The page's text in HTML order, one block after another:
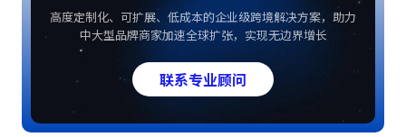
高度定制化、可扩展、低成本的企业级跨境解决方案，助力
中大型品牌商家加速全球扩张，实现无边界增长
联系专业顾问